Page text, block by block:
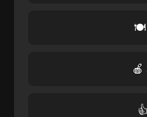
🍽️
🍎